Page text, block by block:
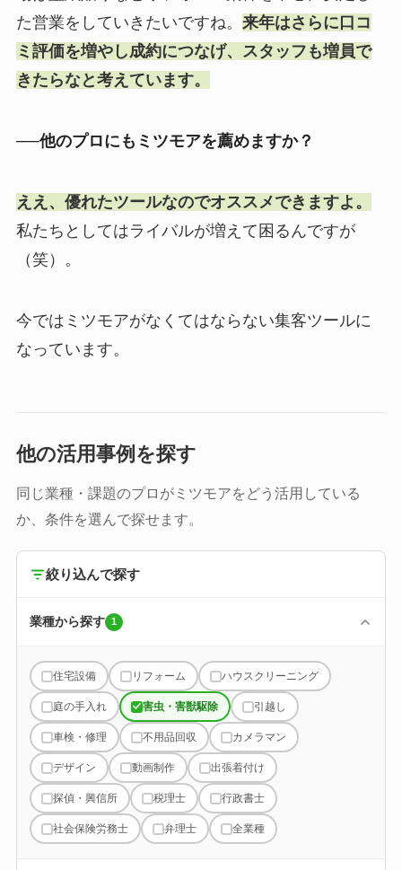
た営業をしていきたいですね。 来年はさらに口コ
ミ評価を増やし成約につなげ、スタッフも増員で
きたらなと考えています。
──他のプロにもミツモアを薦めますか？
ええ、優れたツールなのでオススメできますよ。
私たちとしてはライバルが増えて困るんですが
（笑）。
今ではミツモアがなくてはならない集客ツールに
なっています。
他の活用事例を探す
同じ業種・課題のプロがミツモアをどう活用している
か、条件を選んで探せます。
絞り込んで探す
業種から探す 1
住宅設備 リフォーム ハウスクリーニング
庭の手入れ 害虫・害獣駆除 引越し
車検・修理 不用品回収 カメラマン
デザイン 動画制作 出張着付け
探偵・興信所 税理士 行政書士
社会保険労務士 弁理士 全業種